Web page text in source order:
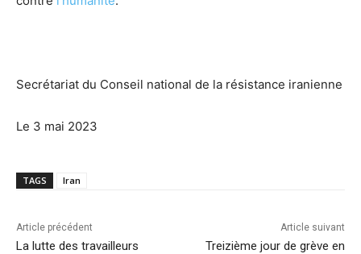
Secrétariat du Conseil national de la résistance iranienne
Le 3 mai 2023
TAGS Iran
Article précédent
La lutte des travailleurs
Article suivant
Treizième jour de grève en